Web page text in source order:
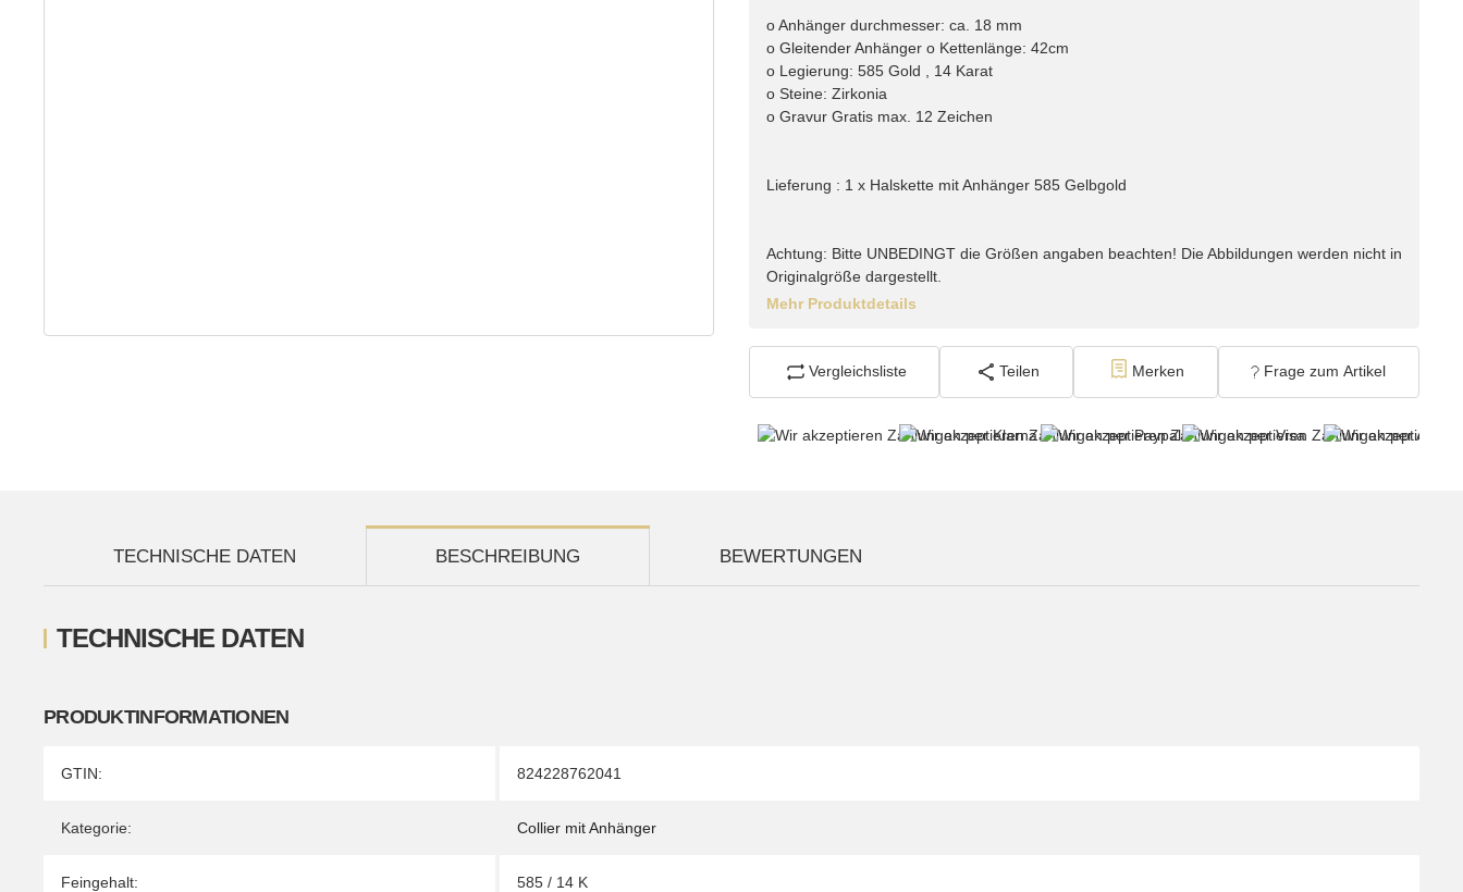
o Anhänger durchmesser: ca. 18 mm
o Gleitender Anhänger o Kettenlänge: 42cm
o Legierung: 585 Gold , 14 Karat
o Steine: Zirkonia
o Gravur Gratis max. 12 Zeichen
Lieferung : 1 x Halskette mit Anhänger 585 Gelbgold
Achtung: Bitte UNBEDINGT die Größen angaben beachten! Die Abbildungen werden nicht in
Originalgröße dargestellt.
Mehr Produktdetails
Vergleichsliste Teilen Merken Frage zum Artikel
TECHNISCHE DATEN BESCHREIBUNG BEWERTUNGEN
TECHNISCHE DATEN
PRODUKTINFORMATIONEN
Produkteigenschaft
Wert
GTIN: 824228762041
Kategorie: Collier mit Anhänger
Feingehalt: 585 / 14 K